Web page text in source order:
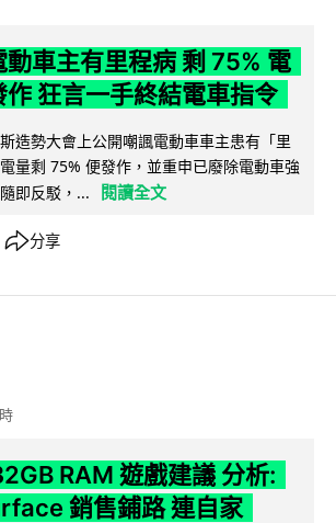
車主有里程病 剩 75% 電
作 狂言一手終結電車指令
造勢大會上公開嘲諷電動車車主患有「里
量剩 75% 便發作，並重申已廢除電動車強
即反駁，...
閱讀全文
分享
RAM 遊戲建議 分析:
銷售鋪路 連自家